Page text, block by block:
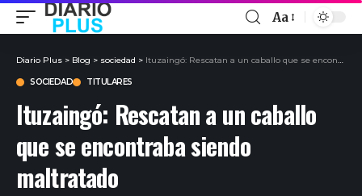
Aa
Diario Plus > Blog > sociedad > Ituzaingó: Rescatan a un caballo que se encontraba siendo maltratado
SOCIEDAD TITULARES
Ituzaingó: Rescatan a un caballo
que se encontraba siendo
maltratado